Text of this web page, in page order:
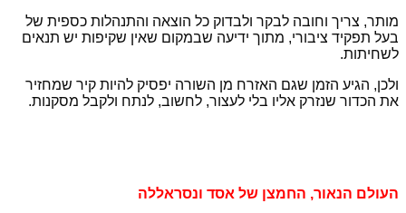
מותר, צריך וחובה לבקר ולבדוק כל הוצאה והתנהלות כספית של
בעל תפקיד ציבורי, מתוך ידיעה שבמקום שאין שקיפות יש תנאים
לשחיתות.
ולכן, הגיע הזמן שגם האזרח מן השורה יפסיק להיות קיר שמחזיר
את הכדור שנזרק אליו בלי לעצור, לחשוב, לנתח ולקבל מסקנות.
העולם הנאור, החמצן של אסד ונסראללה